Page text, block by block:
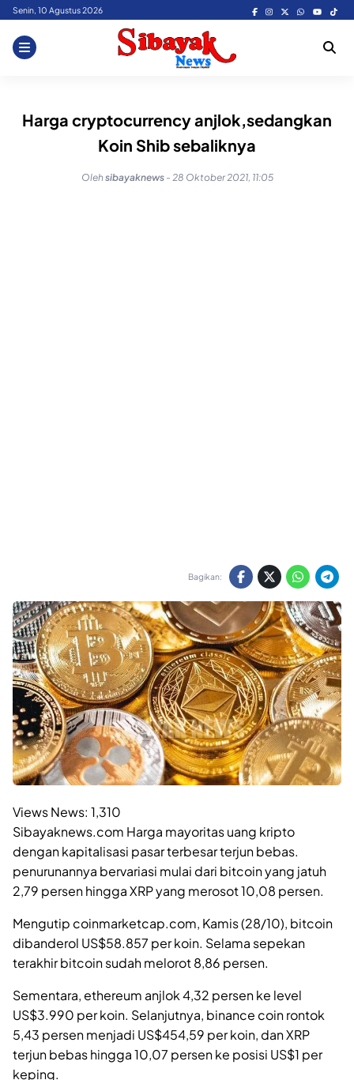
Skip
content
Senin, 10 Agustus 2026
Harga cryptocurrency anjlok,sedangkan
Koin Shib sebaliknya
Olehsibayaknews - 28 Oktober 2021, 11:05
Bagikan:
Views News: 1,310
Sibayaknews.com Harga mayoritas uang kripto
dengan kapitalisasi pasar terbesar terjun bebas.
penurunannya bervariasi mulai dari bitcoin yang jatuh
2,79 persen hingga XRP yang merosot 10,08 persen.
Mengutip coinmarketcap.com, Kamis (28/10), bitcoin
dibanderol US$58.857 per koin. Selama sepekan
terakhir bitcoin sudah melorot 8,86 persen.
Sementara, ethereum anjlok 4,32 persen ke level
US$3.990 per koin. Selanjutnya, binance coin rontok
5,43 persen menjadi US$454,59 per koin, dan XRP
terjun bebas hingga 10,07 persen ke posisi US$1 per
keping.